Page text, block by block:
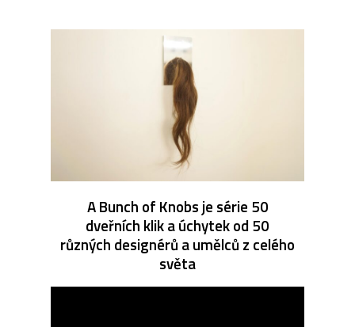
A Bunch of Knobs je série 50
dveřních klik a úchytek od 50
různých designérů a umělců z celého
světa